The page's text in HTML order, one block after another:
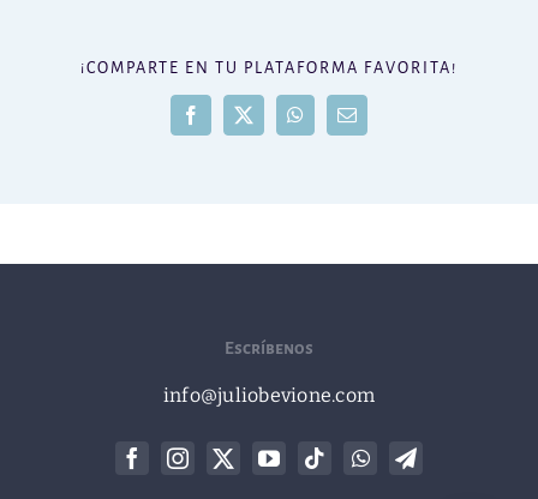
¡COMPARTE EN TU PLATAFORMA FAVORITA!
Facebook
X WhatsAppCorreo
Escríbenos
info@juliobevione.com